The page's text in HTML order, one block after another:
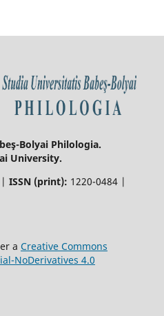
Bolyai Philologia.
University.
ISSN (print): 1220-0484 |
a Creative Commons
NoDerivatives 4.0